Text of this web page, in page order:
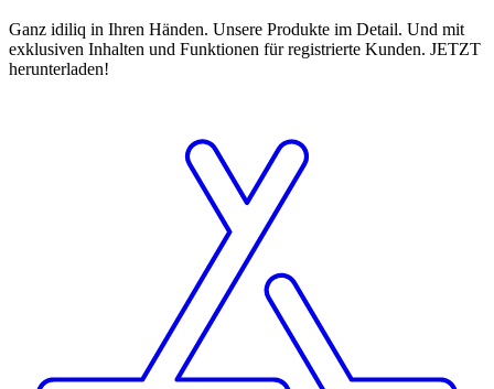
Ganz idiliq in Ihren Händen. Unsere Produkte im Detail. Und mit
exklusiven Inhalten und Funktionen für registrierte Kunden. JETZT
herunterladen!